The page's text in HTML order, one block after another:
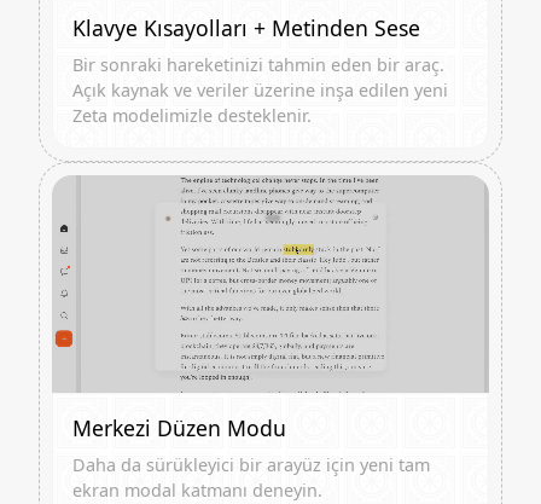
Klavye Kısayolları + Metinden Sese
Bir sonraki hareketinizi tahmin eden bir araç.
Açık kaynak ve veriler üzerine inşa edilen yeni
Zeta modelimizle desteklenir.
Merkezi Düzen Modu
Daha da sürükleyici bir arayüz için yeni tam
ekran modal katmanı deneyin.